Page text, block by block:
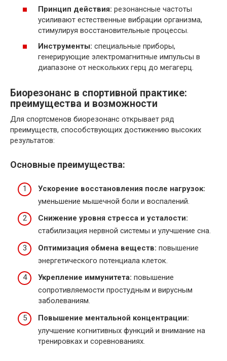
Принцип действия: резонансные частоты
усиливают естественные вибрации организма,
стимулируя восстановительные процессы.
Инструменты: специальные приборы,
генерирующие электромагнитные импульсы в
диапазоне от нескольких герц до мегагерц.
Биорезонанс в спортивной практике:
преимущества и возможности
Для спортсменов биорезонанс открывает ряд
преимуществ, способствующих достижению высоких
результатов:
Основные преимущества:
Ускорение восстановления после нагрузок:
уменьшение мышечной боли и воспалений.
Снижение уровня стресса и усталости:
стабилизация нервной системы и улучшение сна.
Оптимизация обмена веществ: повышение
энергетического потенциала клеток.
Укрепление иммунитета: повышение
сопротивляемости простудным и вирусным
заболеваниям.
Повышение ментальной концентрации:
улучшение когнитивных функций и внимание на
тренировках и соревнованиях.